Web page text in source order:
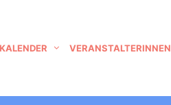
KALENDER VERANSTALTERINNEN